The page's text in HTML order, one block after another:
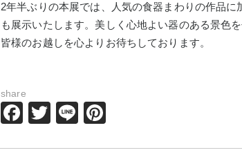
2年半ぶりの本展では、人気の食器まわりの作品
も展示いたします。美しく心地よい器のある景色
皆様のお越しを心よりお待ちしております。
share
Facebook
Twitter
Line